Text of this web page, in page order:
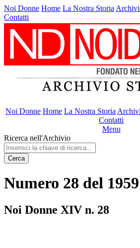
Noi Donne Home La Nostra Storia
Contatti
Noi Donne Home La Nostra Storia
Contatti
Menu
Ricerca nell'Archivio
Cerca
Numero 28 del 1959
Noi Donne XIV n. 28